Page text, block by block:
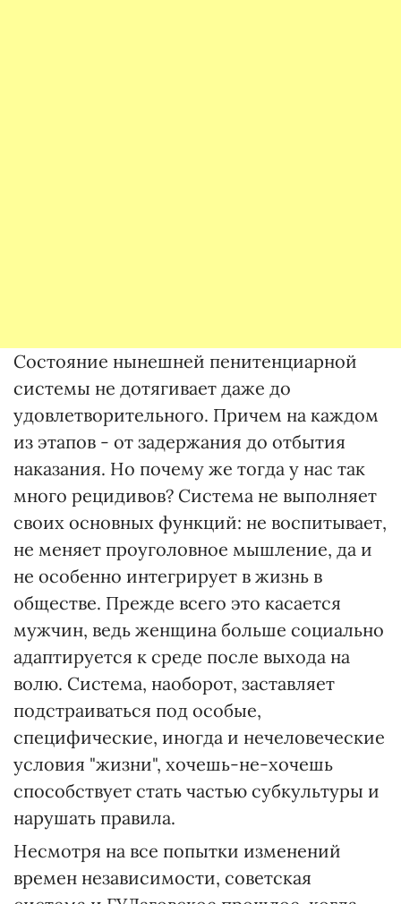
Состояние нынешней пенитенциарной
системы не дотягивает даже до
удовлетворительного. Причем на каждом
из этапов - от задержания до отбытия
наказания. Но почему же тогда у нас так
много рецидивов? Система не выполняет
своих основных функций: не воспитывает,
не меняет проуголовное мышление, да и
не особенно интегрирует в жизнь в
обществе. Прежде всего это касается
мужчин, ведь женщина больше социально
адаптируется к среде после выхода на
волю. Система, наоборот, заставляет
подстраиваться под особые,
специфические, иногда и нечеловеческие
условия "жизни", хочешь-не-хочешь
способствует стать частью субкультуры и
нарушать правила.
Несмотря на все попытки изменений
времен независимости, советская